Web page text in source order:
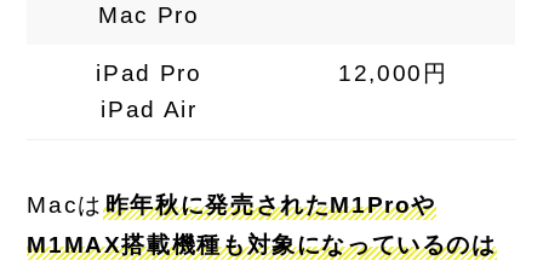
Mac Pro
iPad Pro
iPad Air
12,000円
Macは 昨年秋に発売されたM1Proや
M1MAX搭載機種も対象になっているのは